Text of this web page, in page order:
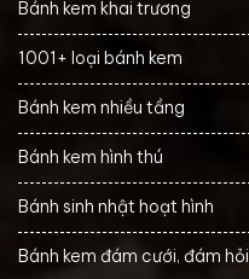
Bánh kem khai trương
1001+ loại bánh kem
Bánh kem nhiều tầng
Bánh kem hình thú
Bánh sinh nhật hoạt hình
Bánh kem đám cưới, đám hỏi